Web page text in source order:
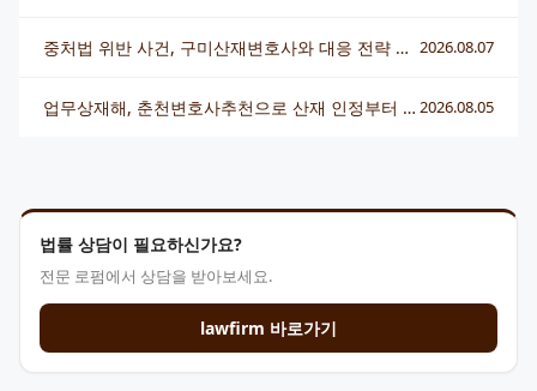
법률 상담이 필요하신가요?
전문 로펌에서 상담을 받아보세요.
lawfirm 바로가기
중처법 위반 사건, 구미산재변호사와 대응 전략 총정리 2026.08.07
업무상재해, 춘천변호사추천으로 산재 인정부터 보상까지 제대로 챙기는 법 2026.08.05